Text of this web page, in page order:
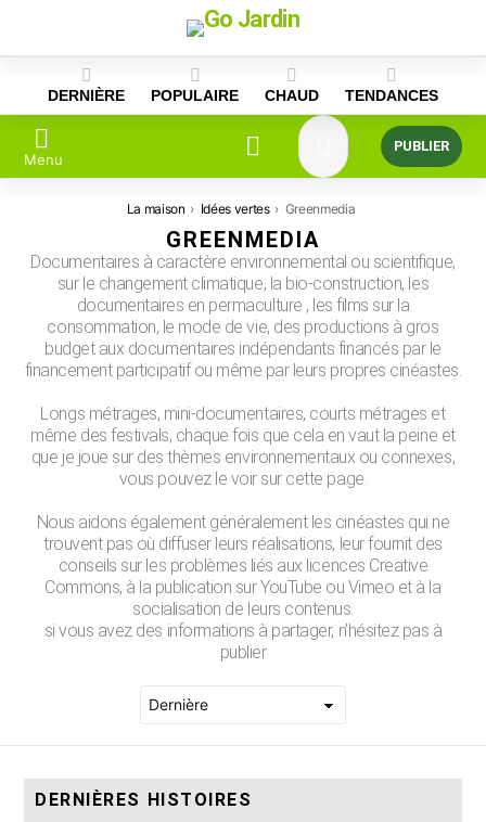
content
DERNIÈRE POPULAIRE CHAUD TENDANCES
Menu
PUBLIER
La maison Idées vertes Greenmedia
GREENMEDIA
Documentaires à caractère environnemental ou scientifique,
sur le changement climatique, la bio-construction, les
documentaires en permaculture , les films sur la
consommation, le mode de vie, des productions à gros
budget aux documentaires indépendants financés par le
financement participatif ou même par leurs propres cinéastes.
Longs métrages, mini-documentaires, courts métrages et
même des festivals, chaque fois que cela en vaut la peine et
que je joue sur des thèmes environnementaux ou connexes,
vous pouvez le voir sur cette page.
Nous aidons également généralement les cinéastes qui ne
trouvent pas où diffuser leurs réalisations, leur fournit des
conseils sur les problèmes liés aux licences Creative
Commons, à la publication sur YouTube ou Vimeo et à la
socialisation de leurs contenus.
si vous avez des informations à partager, n’hésitez pas à
publier
DERNIÈRES HISTOIRES